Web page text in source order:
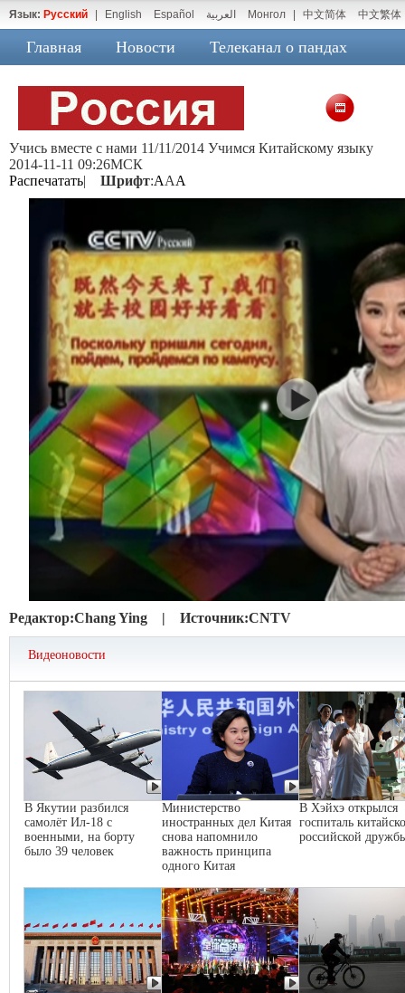
Язык: Русский English Español العربية Монгол 中文简体 中文繁体
Главная Новости Телеканал о пандах
Учись вместе с нами 11/11/2014 Учимся Китайскому языку
2014-11-11 09:26МСК
Распечатать| Шрифт:AAA
Редактор:Chang Ying | Источник:CNTV
Видеоновости
В Якутии разбился
самолёт Ил-18 с
военными, на борту
было 39 человек
Министерство
иностранных дел Китая
снова напомнило
важность принципа
одного Китая
В Хэйхэ открылся
госпиталь
российской